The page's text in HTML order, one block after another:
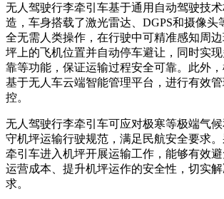
无人驾驶行李牵引车基于通用自动驾驶技
造，车身搭载了激光雷达、DGPS和摄像头
全无需人类操作，在行驶中可精准感知周
坪上的飞机位置并自动停车避让，同时实
靠等功能，保证运输过程安全可靠。此外
基于无人车云端智能管理平台，进行有效
控。
无人驾驶行李牵引车可应对极寒等极端气
守机坪运输行驶规范，满足民航安全要求
牵引车进入机坪开展运输工作，能够有效
运营成本、提升机坪运作的安全性，切实
求。